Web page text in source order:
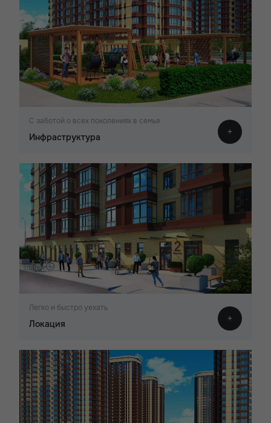
С заботой о всех поколениях в семье
Инфраструктура
Легко и быстро уехать
Локация